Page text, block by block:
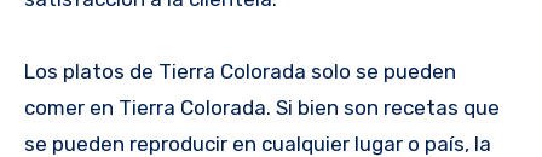
Los platos de Tierra Colorada solo se pueden
comer en Tierra Colorada. Si bien son recetas que
se pueden reproducir en cualquier lugar o país, la